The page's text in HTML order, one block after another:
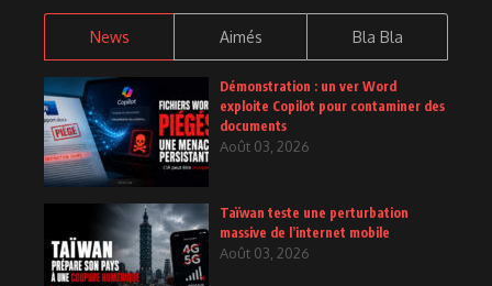
News Aimés Bla Bla
Démonstration : un ver Word
exploite Copilot pour contaminer des
documents
Août 03, 2026
Taïwan teste une perturbation
massive de l’internet mobile
Août 03, 2026